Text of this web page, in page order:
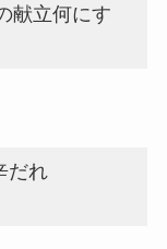
献立何にす
だれ